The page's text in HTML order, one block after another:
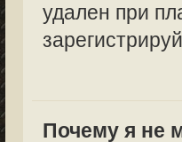
удален при
Почему я не